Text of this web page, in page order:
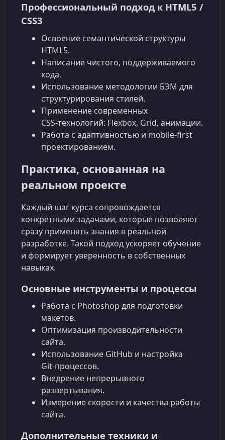
Профессиональный подход к HTML5 /
CSS3
Освоение семантической структуры
HTML5.
Написание чистого, поддерживаемого
кода.
Использование методологии БЭМ для
структурирования стилей.
Применение современных
CSS‑технологий: Flexbox, Grid, анимации.
Работа с адаптивностью и mobile‑first
проектированием.
Практика, основанная на
реальном проекте
Каждый шаг курса сопровождается
конкретными задачами, которые позволяют
сразу применять знания в реальной
разработке. Такой подход ускоряет обучение
и формирует уверенность в собственных
навыках.
Основные инструменты и процессы
Работа с Photoshop для подготовки
макетов.
Оптимизация производительности
сайта.
Использование GitHub и настройка
Git‑процессов.
Внедрение непрерывного
развертывания.
Измерение скорости и качества работы
сайта.
Дополнительные техники и